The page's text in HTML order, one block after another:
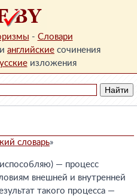
- Словари
и английские сочинения
изложения
словарь»
— процесс
внешней и внутренней
такого процесса —